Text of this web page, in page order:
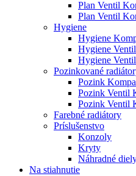
Plan Ventil
Plan Ventil
Hygiene
Hygiene
Hygiene
Hygiene
Pozinkované
Pozink
Pozink Ventil
Pozink Ventil
Farebné radiátory
Príslušenstvo
Konzoly
Kryty
Náhradné
Na stiahnutie